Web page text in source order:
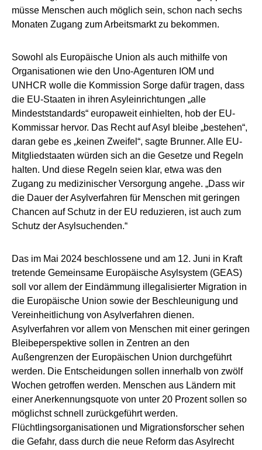
müsse Menschen auch möglich sein, schon nach sechs
Monaten Zugang zum Arbeitsmarkt zu bekommen.
Sowohl als Europäische Union als auch mithilfe von
Organisationen wie den Uno-Agenturen IOM und
UNHCR wolle die Kommission Sorge dafür tragen, dass
die EU-Staaten in ihren Asyleinrichtungen „alle
Mindeststandards“ europaweit einhielten, hob der EU-
Kommissar hervor. Das Recht auf Asyl bleibe „bestehen“,
daran gebe es „keinen Zweifel“, sagte Brunner. Alle EU-
Mitgliedstaaten würden sich an die Gesetze und Regeln
halten. Und diese Regeln seien klar, etwa was den
Zugang zu medizinischer Versorgung angehe. „Dass wir
die Dauer der Asylverfahren für Menschen mit geringen
Chancen auf Schutz in der EU reduzieren, ist auch zum
Schutz der Asylsuchenden.“
Das im Mai 2024 beschlossene und am 12. Juni in Kraft
tretende Gemeinsame Europäische Asylsystem (GEAS)
soll vor allem der Eindämmung illegalisierter Migration in
die Europäische Union sowie der Beschleunigung und
Vereinheitlichung von Asylverfahren dienen.
Asylverfahren vor allem von Menschen mit einer geringen
Bleibeperspektive sollen in Zentren an den
Außengrenzen der Europäischen Union durchgeführt
werden. Die Entscheidungen sollen innerhalb von zwölf
Wochen getroffen werden. Menschen aus Ländern mit
einer Anerkennungsquote von unter 20 Prozent sollen so
möglichst schnell zurückgeführt werden.
Flüchtlingsorganisationen und Migrationsforscher sehen
die Gefahr, dass durch die neue Reform das Asylrecht